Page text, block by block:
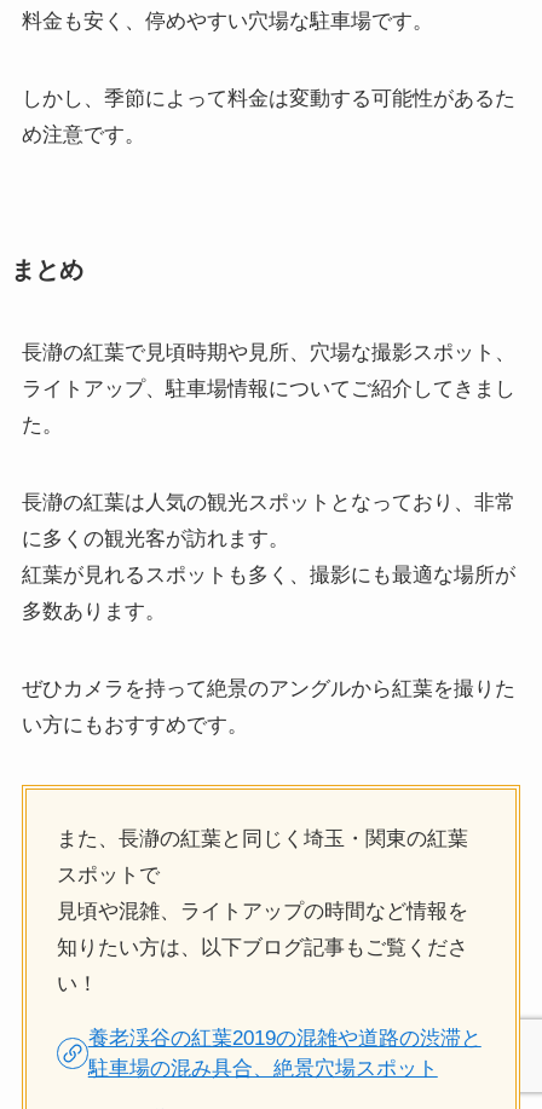
料金も安く、停めやすい穴場な駐車場です。
しかし、季節によって料金は変動する可能性があるた
め注意です。
まとめ
長瀞の紅葉で見頃時期や見所、穴場な撮影スポット、
ライトアップ、駐車場情報についてご紹介してきまし
た。
長瀞の紅葉は人気の観光スポットとなっており、非常
に多くの観光客が訪れます。
紅葉が見れるスポットも多く、撮影にも最適な場所が
多数あります。
ぜひカメラを持って絶景のアングルから紅葉を撮りた
い方にもおすすめです。
また、長瀞の紅葉と同じく埼玉・関東の紅葉
スポットで
見頃や混雑、ライトアップの時間など情報を
知りたい方は、以下ブログ記事もご覧くださ
い！
養老渓谷の紅葉2019の混雑や道路の渋滞と
駐車場の混み具合、絶景穴場スポット